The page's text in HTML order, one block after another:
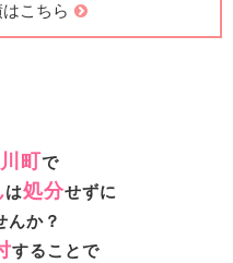
こちら
町 で
は処分せずに
んか？
することで